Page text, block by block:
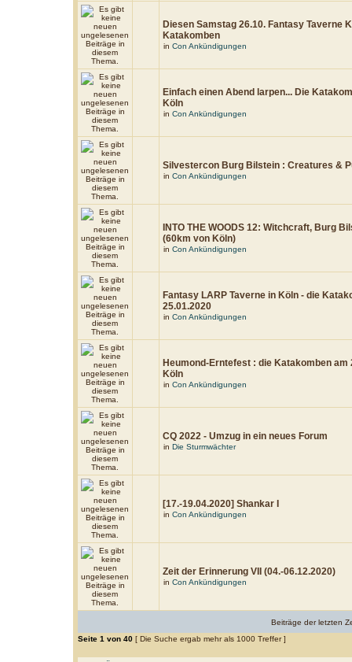
Diesen Samstag 26.10. Fantasy Taverne
Katakomben
in Con Ankündigungen
Einfach einen Abend larpen... Die
Köln
in Con Ankündigungen
Silvestercon Burg Bilstein : Creatures &
in Con Ankündigungen
INTO THE WOODS 12: Witchcraft, Burg
(60km von Köln)
in Con Ankündigungen
Fantasy LARP Taverne in Köln - die
25.01.2020
in Con Ankündigungen
Heumond-Erntefest : die Katakomben am
Köln
in Con Ankündigungen
CQ 2022 - Umzug in ein neues Forum
in Die Sturmwächter
[17.-19.04.2020] Shankar I
in Con Ankündigungen
Zeit der Erinnerung VII (04.-06.12.2020)
in Con Ankündigungen
Beiträge der letzten
Seite 1 von 40 [ Die Suche ergab mehr als 1000 Treffer ]